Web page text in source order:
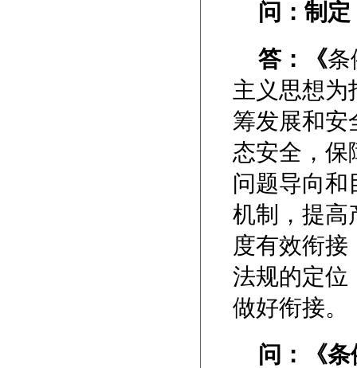
问： 制定
答：《条
主义思想为
筹发展和安
态安全，保
问题导向和
机制，提高
度有效衔
法规的定位
做好衔接。
问：
《